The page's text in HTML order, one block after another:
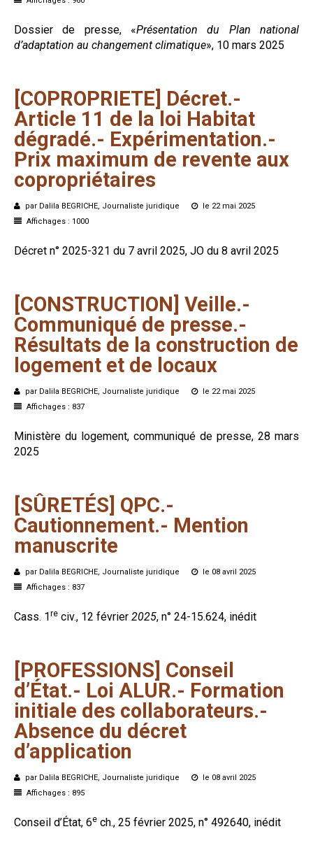
Dossier de presse, «Présentation du Plan national
d’adaptation au changement climatique», 10 mars 2025
[COPROPRIETE] Décret.-
Article 11 de la loi Habitat
dégradé.- Expérimentation.-
Prix maximum de revente aux
copropriétaires
par Dalila BEGRICHE, Journaliste juridique
le 22 mai 2025
Affichages : 1000
Décret n° 2025-321 du 7 avril 2025, JO du 8 avril 2025
[CONSTRUCTION] Veille.-
Communiqué de presse.-
Résultats de la construction de
logement et de locaux
par Dalila BEGRICHE, Journaliste juridique
le 22 mai 2025
Affichages : 837
Ministère du logement, communiqué de presse, 28 mars
2025
[SÛRETÉS] QPC.-
Cautionnement.- Mention
manuscrite
par Dalila BEGRICHE, Journaliste juridique
le 08 avril 2025
Affichages : 837
Cass. 1 re civ., 12 février 2025, n° 24-15.624, inédit
[PROFESSIONS] Conseil
d’État.- Loi ALUR.- Formation
initiale des collaborateurs.-
Absence du décret
d’application
par Dalila BEGRICHE, Journaliste juridique
le 08 avril 2025
Affichages : 895
Conseil d’État, 6e ch., 25 février 2025, n° 492640, inédit